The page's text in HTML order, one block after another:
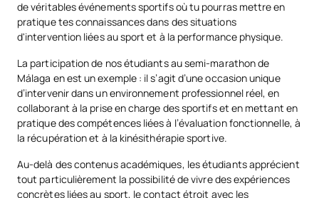
de véritables événements sportifs où tu pourras mettre en
pratique tes connaissances dans des situations
d'intervention liées au sport et à la performance physique.
La participation de nos étudiants au semi-marathon de
Málaga en est un exemple : il s’agit d’une occasion unique
d’intervenir dans un environnement professionnel réel, en
collaborant à la prise en charge des sportifs et en mettant en
pratique des compétences liées à l’évaluation fonctionnelle, à
la récupération et à la kinésithérapie sportive.
Au-delà des contenus académiques, les étudiants apprécient
tout particulièrement la possibilité de vivre des expériences
concrètes liées au sport, le contact étroit avec les